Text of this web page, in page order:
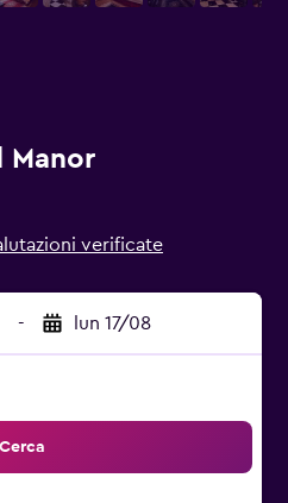
Manor
verificate
- lun 17/08
Cerca